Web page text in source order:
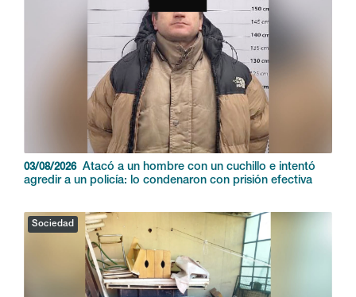
03/08/2026
Atacó a un hombre con un cuchillo e intentó
agredir a un policía: lo condenaron con prisión efectiva
Sociedad